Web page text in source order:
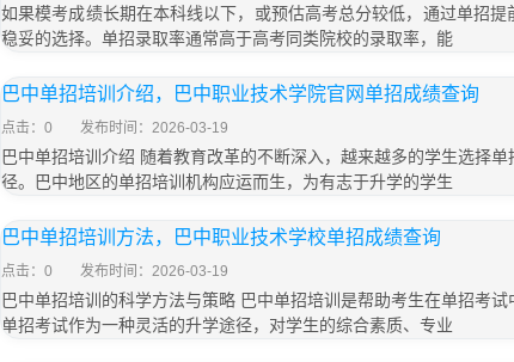
如果模考成绩长期在本科线以下，或预估高考总分较低，通过单招提
稳妥的选择。单招录取率通常高于高考同类院校的录取率，能
巴中单招培训介绍，巴中职业技术学院官网单招成绩查询
点击：0 发布时间：2026-03-19
巴中单招培训介绍 随着教育改革的不断深入，越来越多的学生选择
径。巴中地区的单招培训机构应运而生，为有志于升学的学生
巴中单招培训方法，巴中职业技术学校单招成绩查询
点击：0 发布时间：2026-03-19
巴中单招培训的科学方法与策略 巴中单招培训是帮助考生在单招考试
单招考试作为一种灵活的升学途径，对学生的综合素质、专业